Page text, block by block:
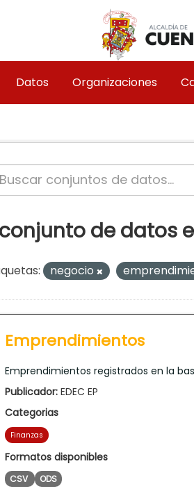
Datos Organizaciones
conjunto de datos
negocio
Emprendimientos
Emprendimientos registrados en la
Publicador: EDEC EP
Categorias
Finanzas
Formatos disponibles
CSV ODS